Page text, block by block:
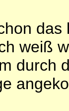
weiß
durch